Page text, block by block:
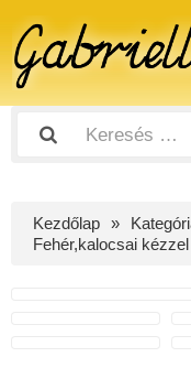
Kezdőlap
Fehér,kalocsai